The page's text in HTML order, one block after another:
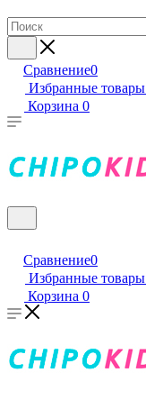
Сравнение0
Избранные товары
Корзина 0
Сравнение0
Избранные товары
Корзина 0